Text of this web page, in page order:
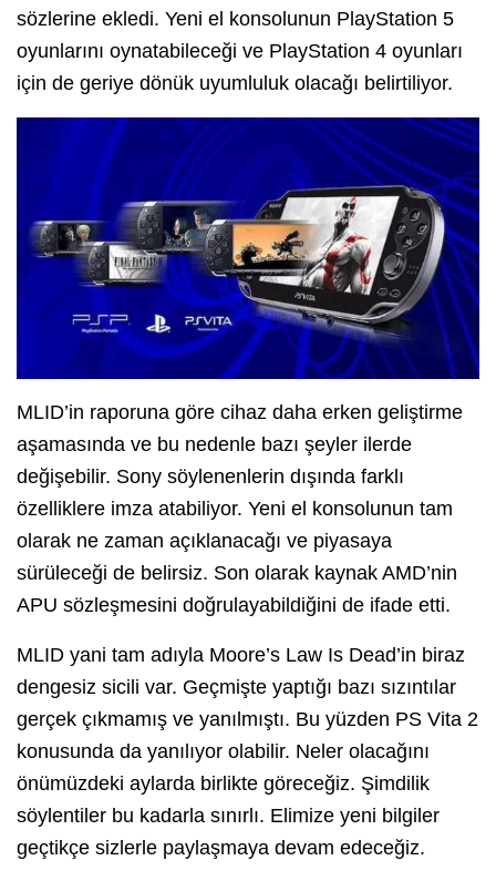
sözlerine ekledi. Yeni el konsolunun PlayStation 5
oyunlarını oynatabileceği ve PlayStation 4 oyunları
için de geriye dönük uyumluluk olacağı belirtiliyor.
MLID’in raporuna göre cihaz daha erken geliştirme
aşamasında ve bu nedenle bazı şeyler ilerde
değişebilir. Sony söylenenlerin dışında farklı
özelliklere imza atabiliyor. Yeni el konsolunun tam
olarak ne zaman açıklanacağı ve piyasaya
sürüleceği de belirsiz. Son olarak kaynak AMD’nin
APU sözleşmesini doğrulayabildiğini de ifade etti.
MLID yani tam adıyla Moore’s Law Is Dead’in biraz
dengesiz sicili var. Geçmişte yaptığı bazı sızıntılar
gerçek çıkmamış ve yanılmıştı. Bu yüzden PS Vita 2
konusunda da yanılıyor olabilir. Neler olacağını
önümüzdeki aylarda birlikte göreceğiz. Şimdilik
söylentiler bu kadarla sınırlı. Elimize yeni bilgiler
geçtikçe sizlerle paylaşmaya devam edeceğiz.